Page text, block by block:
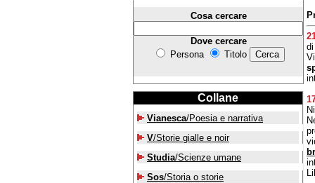
Cosa cercare
Dove cercare
Persona
Titolo
Collane
Vianesca/Poesia e narrativa
V/Storie gialle e noir
Studia/Scienze umane
Sos/Storia o storie